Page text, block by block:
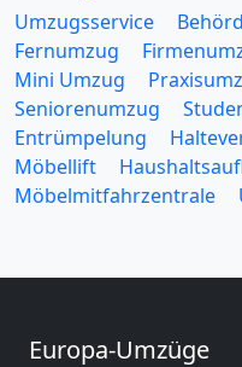
Umzugsservice
Fernumzug
Mini Umzug
Seniorenumzug
Entrümpelung
Möbellift
Möbelmitfahrzentrale
Europa-Umzüge